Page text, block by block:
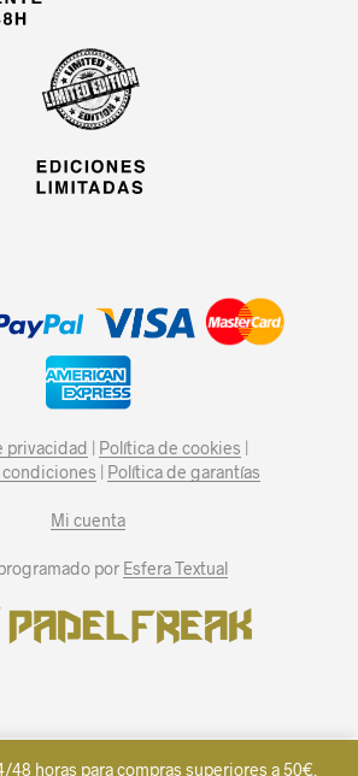
privacidad | Política de cookies |
condiciones | Política de garantías
Mi cuenta
por Esfera Textual
48 horas para compras superiores a 50€.
English(Inglés)